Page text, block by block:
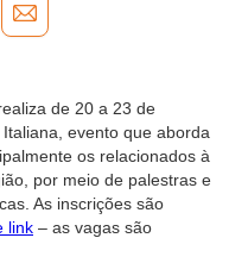
de 20 a 23 de
evento que aborda
os relacionados à
por meio de palestras e
As inscrições são
link – as vagas são